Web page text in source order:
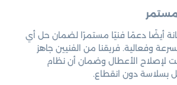
أيضًا دعمًا فنيًا مستمرًا لضمان حل أي
وفعالية. فريقنا من الفنيين جاهز
لإصلاح الأعطال وضمان أن نظام
بسلاسة دون انقطاع.